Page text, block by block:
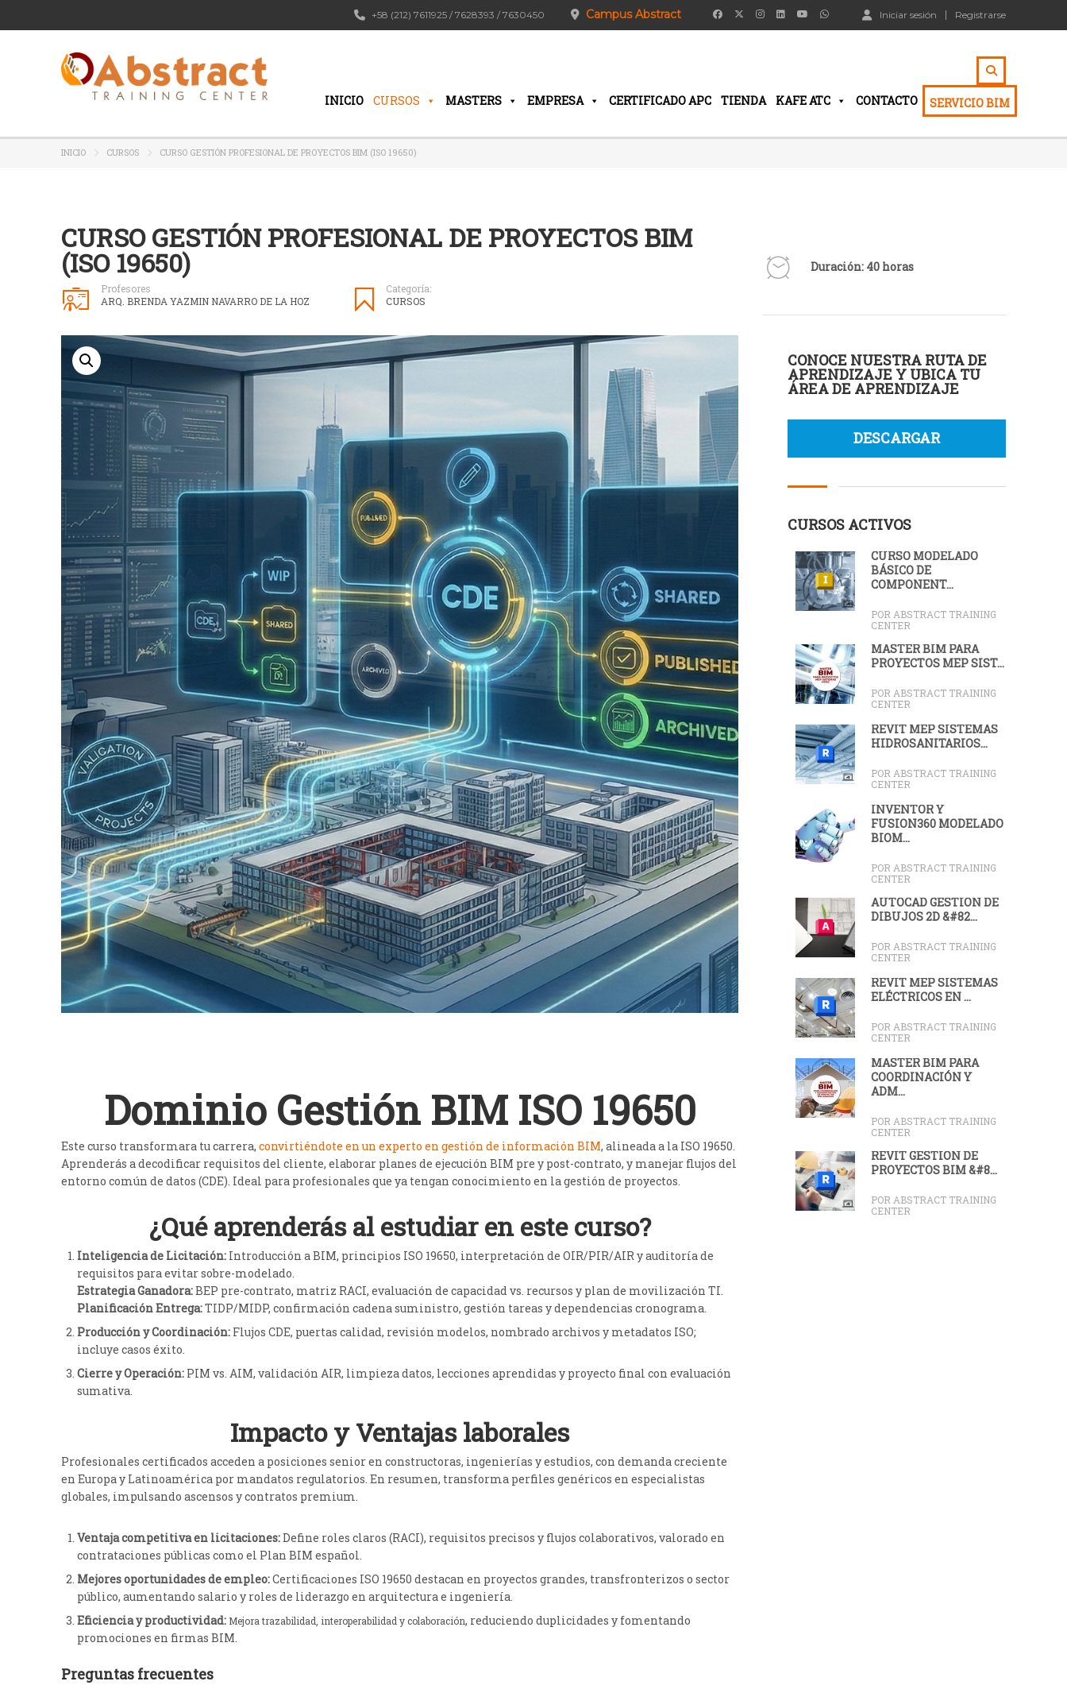
Iniciar sesión Registrarse
Campus Abstract
+58 (212) 7611925 / 7628393 / 7630450
INICIO CURSOS MASTERS EMPRESA CERTIFICADO APC TIENDA KAFE ATC CONTACTO SERVICIO BIM
INICIO CURSOS CURSO GESTIÓN PROFESIONAL DE PROYECTOS BIM (ISO 19650)
CURSO GESTIÓN PROFESIONAL DE PROYECTOS BIM
(ISO 19650)
Profesores
ARQ. BRENDA YAZMIN NAVARRO DE LA HOZ
Categoría:
CURSOS
Dominio Gestión BIM ISO 19650
Este curso transformara tu carrera, convirtiéndote en un experto en gestión de información BIM, alineada a la ISO 19650.
Aprenderás a decodificar requisitos del cliente, elaborar planes de ejecución BIM pre y post-contrato, y manejar flujos del
entorno común de datos (CDE). Ideal para profesionales que ya tengan conocimiento en la gestión de proyectos.
​¿Qué aprenderás al estudiar en este curso?
Inteligencia de Licitación: Introducción a BIM, principios ISO 19650, interpretación de OIR/PIR/AIR y auditoría de
requisitos para evitar sobre-modelado.
Estrategia Ganadora:BEP pre-contrato, matriz RACI, evaluación de capacidad vs. recursos y plan de movilización TI.
Planificación Entrega:TIDP/MIDP, confirmación cadena suministro, gestión tareas y dependencias cronograma.
Producción y Coordinación: Flujos CDE, puertas calidad, revisión modelos, nombrado archivos y metadatos ISO;
incluye casos éxito.
Cierre y Operación: PIM vs. AIM, validación AIR, limpieza datos, lecciones aprendidas y proyecto final con evaluación
sumativa.
Impacto y Ventajas laborales
Profesionales certificados acceden a posiciones senior en constructoras, ingenierías y estudios, con demanda creciente
en Europa y Latinoamérica por mandatos regulatorios. En resumen, transforma perfiles genéricos en especialistas
globales, impulsando ascensos y contratos premium.
Ventaja competitiva en licitaciones:Define roles claros (RACI), requisitos precisos y flujos colaborativos, valorado en
contrataciones públicas como el Plan BIM español.
Mejores oportunidades de empleo:Certificaciones ISO 19650 destacan en proyectos grandes, transfronterizos o sector
público, aumentando salario y roles de liderazgo en arquitectura e ingeniería.
Eficiencia y productividad: Mejora trazabilidad, interoperabilidad y colaboración, reduciendo duplicidades y fomentando
promociones en firmas BIM.
Preguntas frecuentes
Duración: 40 horas
CONOCE NUESTRA RUTA DE
APRENDIZAJE Y UBICA TU
ÁREA DE APRENDIZAJE
DESCARGAR
CURSOS ACTIVOS
CURSO MODELADO
BÁSICO DE
COMPONENT...
POR ABSTRACT TRAINING
CENTER
MÁSTER BIM PARA
PROYECTOS MEP SIST...
POR ABSTRACT TRAINING
CENTER
REVIT MEP SISTEMAS
HIDROSANITARIOS...
POR ABSTRACT TRAINING
CENTER
INVENTOR Y
FUSION360 MODELADO
BIOM...
POR ABSTRACT TRAINING
CENTER
AUTOCAD GESTIÓN DE
DIBUJOS 2D &#82...
POR ABSTRACT TRAINING
CENTER
REVIT MEP SISTEMAS
ELÉCTRICOS EN ...
POR ABSTRACT TRAINING
CENTER
MASTER BIM PARA
COORDINACIÓN Y
ADM...
POR ABSTRACT TRAINING
CENTER
REVIT GESTIÓN DE
PROYECTOS BIM &#8...
POR ABSTRACT TRAINING
CENTER